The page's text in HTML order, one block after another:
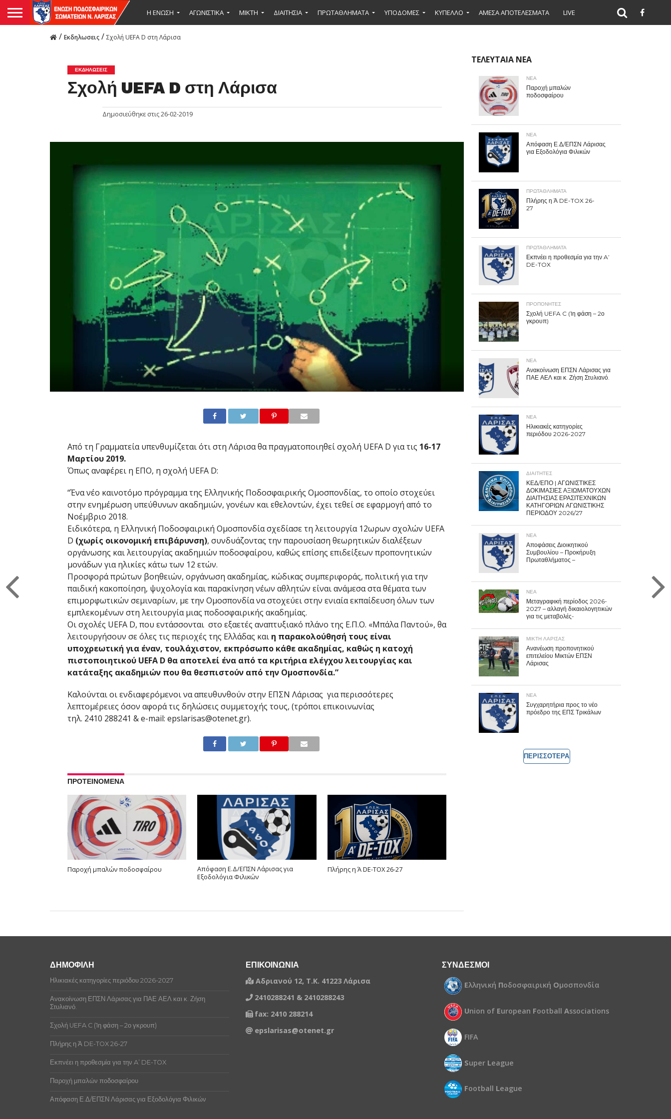
Η ΕΝΩΣΗ ΑΓΩΝΙΣΤΙΚΑ ΜΙΚΤΉ ΔΙΑΙΤΗΣΙΑ ΠΡΩΤΑΘΛΗΜΑΤΑ ΥΠΟΔΟΜΕΣ ΚΥΠΕΛΛΟ ΑΜΕΣΑ ΑΠΟΤΕΛΕΣΜΑΤΑ LIVE
/ Εκδηλωσεις / Σχολή UEFA D στη Λάρισα
ΕΚΔΗΛΩΣΕΙΣ
Σχολή UEFA D στη Λάρισα
Δημοσιεύθηκε στις26-02-2019
Από τη Γραμματεία υπενθυμίζεται ότι στη Λάρισα θα πραγματοποιηθεί σχολή UEFA D για τις 16-17
Μαρτίου 2019.
Όπως αναφέρει η ΕΠΟ, η σχολή UEFA D:
“Ένα νέο καινοτόμο πρόγραμμα της Ελληνικής Ποδοσφαιρικής Ομοσπονδίας, το οποίο στοχεύει
στην ενημέρωση υπεύθυνων ακαδημιών, γονέων και εθελοντών, έχει τεθεί σε εφαρμογή από το
Νοέμβριο 2018.
Ειδικότερα, η Ελληνική Ποδοσφαιρική Ομοσπονδία σχεδίασε τη λειτουργία 12ωρων σχολών UEFA
D (χωρίς οικονομική επιβάρυνση), συνδυάζοντας την παρουσίαση θεωρητικών διαλέξεων
οργάνωσης και λειτουργίας ακαδημιών ποδοσφαίρου, καθώς επίσης επιδείξεων προπονητικών
μονάδων για ηλικίες κάτω των 12 ετών.
Προσφορά πρώτων βοηθειών, οργάνωση ακαδημίας, κώδικας συμπεριφοράς, πολιτική για την
παιδική κακοποίηση, ψυχολογία και παρακίνηση νέων αθλητών είναι ανάμεσα στα θέματα των
επιμορφωτικών σεμιναρίων, με την Ομοσπονδία να στοχεύει στην ενιαία εκπαίδευση όλων των
εμπλεκομένων στη λειτουργία μιας ποδοσφαιρικής ακαδημίας.
Οι σχολές UEFA D, που εντάσσονται στο εξαετές αναπτυξιακό πλάνο της Ε.Π.Ο. «Μπάλα Παντού», θα
λειτουργήσουν σε όλες τις περιοχές της Ελλάδας και η παρακολούθησή τους είναι
υποχρεωτική για έναν, τουλάχιστον, εκπρόσωπο κάθε ακαδημίας, καθώς η κατοχή
πιστοποιητικού UEFA D θα αποτελεί ένα από τα κριτήρια ελέγχου λειτουργίας και
κατάταξης ακαδημιών που θα θεσπιστούν από την Ομοσπονδία.”
Καλούνται οι ενδιαφερόμενοι να απευθυνθούν στην ΕΠΣN Λάρισας για περισσότερες
λεπτομέρειες όσον αφορά τις δηλώσεις συμμετοχής τους, (τρόποι επικοινωνίας
τηλ. 2410 288241 & e-mail: epslarisas@otenet.gr).
ΠΡΟΤΕΙΝΟΜΕΝΑ
Παροχή μπαλών ποδοσφαίρου
Απόφαση Ε.Δ/ΕΠΣΝ Λάρισας για
Εξοδολόγια Φιλικών
Πλήρης η Ά DE-TOX 26-27
ΤΕΛΕΥΤΑΙΑ ΝΕΑ
ΝΕΑ
Παροχή μπαλών
ποδοσφαίρου
ΝΕΑ
Απόφαση Ε.Δ/ΕΠΣΝ Λάρισας
για Εξοδολόγια Φιλικών
ΠΡΩΤΑΘΛΉΜΑΤΑ
Πλήρης η Ά DE-TOX 26-
27
ΠΡΩΤΑΘΛΉΜΑΤΑ
Εκπνέει η προθεσμία για την A’
DE-TOX
ΠΡΟΠΟΝΗΤΈΣ
Σχολή UEFA C (1η φάση – 2ο
γκρουπ)
ΝΕΑ
Ανακοίνωση ΕΠΣΝ Λάρισας για
ΠΑΕ ΑΕΛ και κ. Ζήση Στυλιανό.
ΝΕΑ
Ηλικιακές κατηγορίες
περιόδου 2026-2027
ΔΙΑΙΤΗΤΕΣ
ΚΕΔ/ΕΠΟ | ΑΓΩΝΙΣΤΙΚΕΣ
ΔΟΚΙΜΑΣΙΕΣ ΑΞΙΩΜΑΤΟΥΧΩΝ
ΔΙΑΙΤΗΣΙΑΣ ΕΡΑΣΙΤΕΧΝΙΚΩΝ
ΚΑΤΗΓΟΡΙΩΝ ΑΓΩΝΙΣΤΙΚΗΣ
ΠΕΡΙΟΔΟΥ 2026/27
ΝΕΑ
Αποφάσεις Διοικητικού
Συμβουλίου – Προκήρυξη
Πρωταθλήματος –
ΝΕΑ
Μεταγραφική περίοδος 2026-
2027 – αλλαγή δικαιολογητικών
για τις μεταβολές-
ΜΙΚΤΗ ΛΑΡΙΣΑΣ
Ανανέωση προπονητικού
επιτελείου Μικτών ΕΠΣΝ
Λάρισας
ΝΕΑ
Συγχαρητήρια προς το νέο
πρόεδρο της ΕΠΣ Τρικάλων
ΠΕΡΙΣΣΟΤΕΡΑ
ΔΗΜΟΦΙΛΗ
Ηλικιακές κατηγορίες περιόδου 2026-2027
Ανακοίνωση ΕΠΣΝ Λάρισας για ΠΑΕ ΑΕΛ και κ. Ζήση
Στυλιανό.
Σχολή UEFA C (1η φάση – 2ο γκρουπ)
Πλήρης η Ά DE-TOX 26-27
Εκπνέει η προθεσμία για την A’ DE-TOX
Παροχή μπαλών ποδοσφαίρου
Απόφαση Ε.Δ/ΕΠΣΝ Λάρισας για Εξοδολόγια Φιλικών
ΕΠΙΚΟΙΝΩΝΙΑ
Αδριανού 12, Τ.Κ. 41223 Λάρισα
2410288241 & 2410288243
fax: 2410 288214
epslarisas@otenet.gr
ΣΥΝΔΕΣΜΟΙ
Ελληνική Ποδοσφαιρική Ομοσπονδία
Union of European Football Associations
FIFA
Super League
Football League